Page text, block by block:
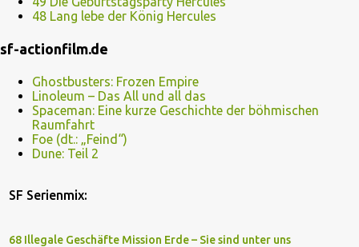
48 Lang lebe der König Hercules
sf-actionfilm.de
Ghostbusters: Frozen Empire
Linoleum – Das All und all das
Spaceman: Eine kurze Geschichte der böhmischen
Raumfahrt
Foe (dt.: „Feind“)
Dune: Teil 2
SF Serienmix:
68 Illegale Geschäfte Mission Erde – Sie sind unter uns